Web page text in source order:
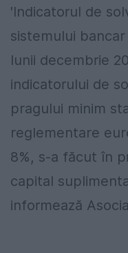
'Indicatorul de
sistemului
lunii decembrie
indicatorului de
pragului minim
reglementare
8%, s-a făcut în
capital
informează